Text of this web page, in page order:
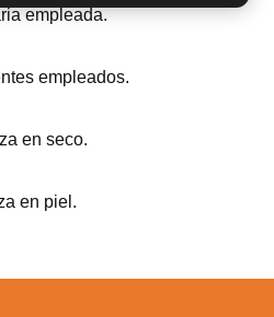
empleada.
empleados.
en seco.
en piel.